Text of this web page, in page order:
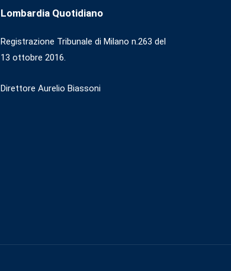
Lombardia Quotidiano
Registrazione Tribunale di Milano n.263 del
13 ottobre 2016.
Direttore Aurelio Biassoni